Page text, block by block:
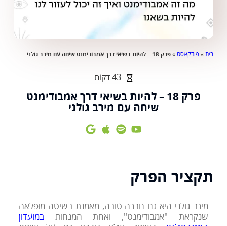
בית» פודקאסט» פרק 18 – להיות בשיאי דרך אמבודימנט שיחה עם מירב גולני
43 דקות
פרק 18 – להיות בשיאי דרך אמבודימנט
שיחה עם מירב גולני
תקציר הפרק
מירב גולני היא גם חברה טובה, מאמנת בשיטה מופלאה
שנקראת "אמבודימנט", ואחת המנחות במועדון